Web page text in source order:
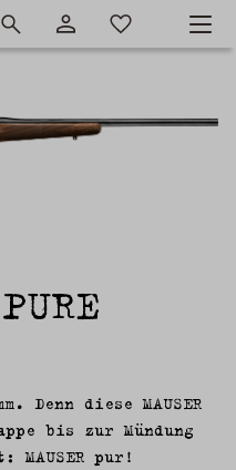
Denn dieseMAUSER
bis zur Mündung
pur!